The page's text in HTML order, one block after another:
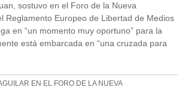
sostuvo en el Foro de la Nueva
Reglamento Europeo de Libertad de Medios
en “un momento muy oportuno” para la
está embarcada en “una cruzada para
EN EL FORO DE LA NUEVA